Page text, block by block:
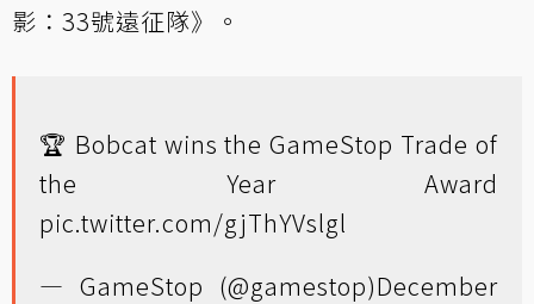
影：33號遠征隊》。
🏆 Bobcat wins the GameStop Trade of
the Year Award
pic.twitter.com/gjThYVslgl
— GameStop (@gamestop)December